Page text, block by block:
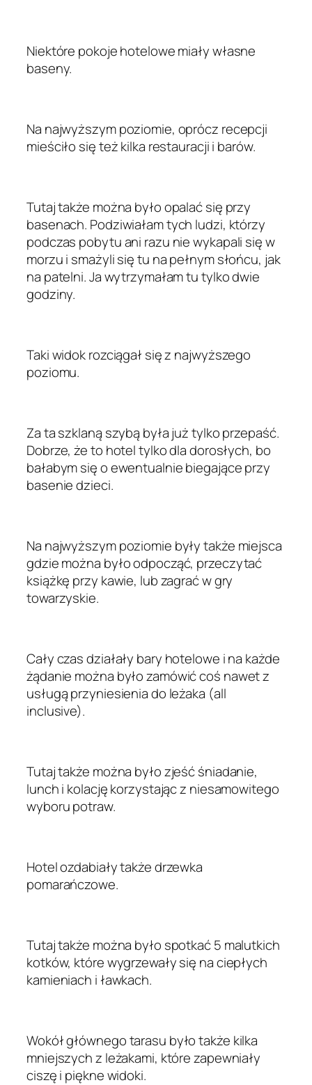
Niektóre pokoje hotelowe miały własne
baseny.
Na najwyższym poziomie, oprócz recepcji
mieściło się też kilka restauracji i barów.
Tutaj także można było opalać się przy
basenach. Podziwiałam tych ludzi, którzy
podczas pobytu ani razu nie wykapali się w
morzu i smażyli się tu na pełnym słońcu, jak
na patelni. Ja wytrzymałam tu tylko dwie
godziny.
Taki widok rozciągał się z najwyższego
poziomu.
Za ta szklaną szybą była już tylko przepaść.
Dobrze, że to hotel tylko dla dorosłych, bo
bałabym się o ewentualnie biegające przy
basenie dzieci.
Na najwyższym poziomie były także miejsca
gdzie można było odpocząć, przeczytać
książkę przy kawie, lub zagrać w gry
towarzyskie.
Cały czas działały bary hotelowe i na każde
żądanie można było zamówić coś nawet z
usługą przyniesienia do leżaka (all
inclusive).
Tutaj także można było zjeść śniadanie,
lunch i kolację korzystając z niesamowitego
wyboru potraw.
Hotel ozdabiały także drzewka
pomarańczowe.
Tutaj także można było spotkać 5 malutkich
kotków, które wygrzewały się na ciepłych
kamieniach i ławkach.
Wokół głównego tarasu było także kilka
mniejszych z leżakami, które zapewniały
ciszę i piękne widoki.